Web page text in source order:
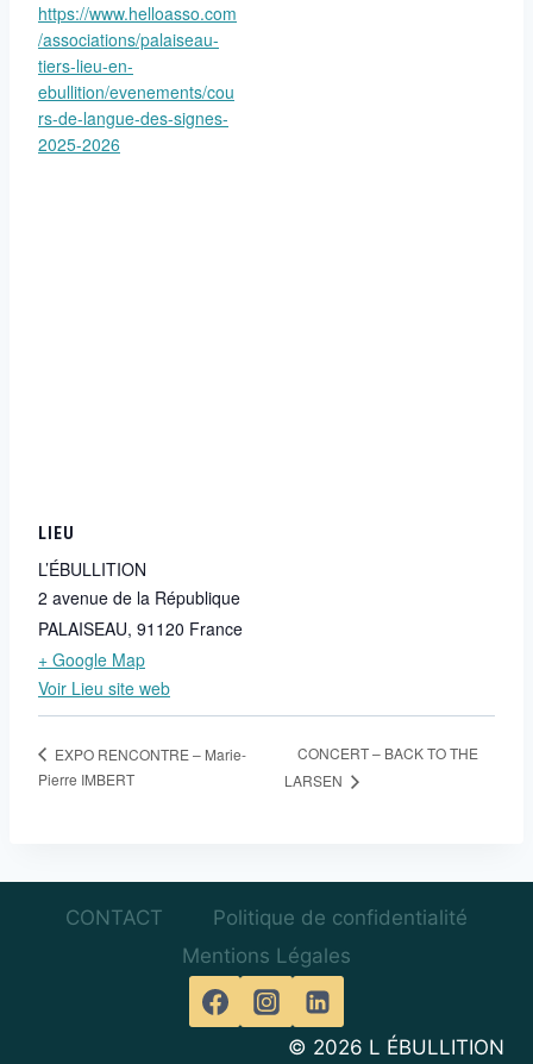
https://www.helloasso.com
/associations/palaiseau-
tiers-lieu-en-
ebullition/evenements/cou
rs-de-langue-des-signes-
2025-2026
LIEU
L’ÉBULLITION
2 avenue de la République
PALAISEAU, 91120 France
+ Google Map
Voir Lieu site web
EXPO RENCONTRE – Marie-
Pierre IMBERT
CONCERT – BACK TO THE
LARSEN
CONTACT
Politique de confidentialité
Mentions Légales
© 2026 L ÉBULLITION